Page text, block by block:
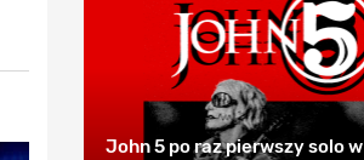
John 5 po raz pierwszy solo w